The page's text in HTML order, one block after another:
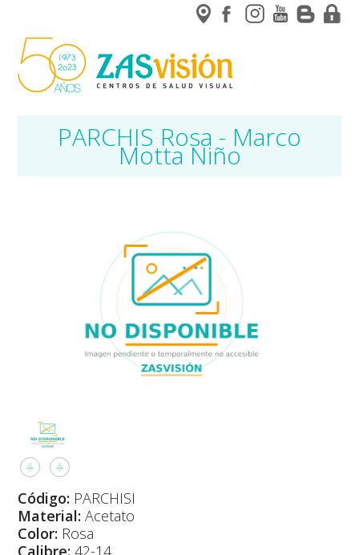
PARCHIS Rosa - Marco
Motta Niño
Código: PARCHISI
Material: Acetato
Color: Rosa
Calibre: 42-14